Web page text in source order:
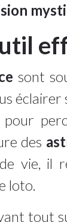
sont
éclairer
des
vie, il
loto.
tout